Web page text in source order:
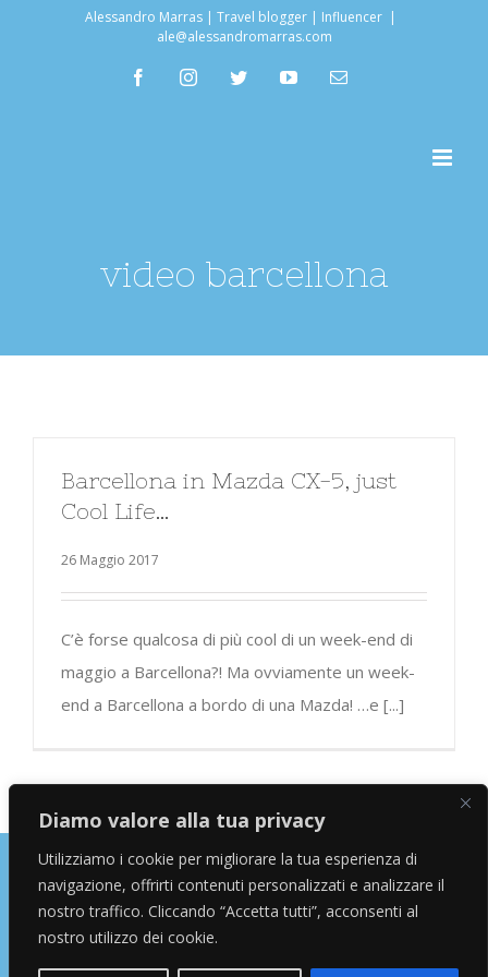
Diamo valore alla tua privacy
Utilizziamo i cookie per migliorare la tua esperienza di
navigazione, offrirti contenuti personalizzati e analizzare il
nostro traffico. Cliccando “Accetta tutti”, acconsenti al
nostro utilizzo dei cookie.
Alessandro Marras | Travel blogger | Influencer |
ale@alessandromarras.com
facebookinstagramtwitter youtubeEmail
video barcellona
Barcellona in Mazda CX-5, just
Cool Life…
26 Maggio 2017
C’è forse qualcosa di più cool di un week-end di
maggio a Barcellona?! Ma ovviamente un week-
end a Barcellona a bordo di una Mazda! …e [...]
Copyright © 2026 Alessandro Marras | Travel Blogger | Influencer
facebookinstagram